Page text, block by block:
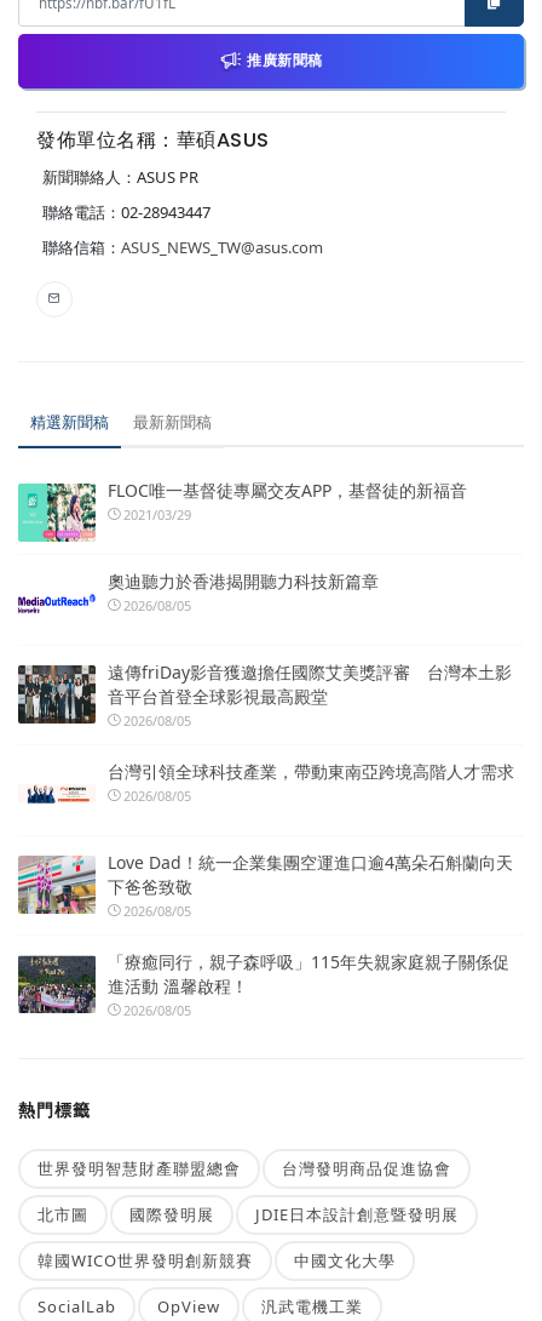
推廣新聞稿
發佈單位名稱：華碩ASUS
新聞聯絡人：ASUS PR
聯絡電話：02-28943447
聯絡信箱： ASUS_NEWS_TW@asus.com
精選新聞稿 最新新聞稿
FLOC唯一基督徒專屬交友APP，基督徒的新福音
2021/03/29
奧迪聽力於香港揭開聽力科技新篇章
2026/08/05
遠傳friDay影音獲邀擔任國際艾美獎評審 台灣本土影
音平台首登全球影視最高殿堂
2026/08/05
台灣引領全球科技產業，帶動東南亞跨境高階人才需求
2026/08/05
Love Dad！統一企業集團空運進口逾4萬朵石斛蘭向天
下爸爸致敬
2026/08/05
「療癒同行，親子森呼吸」115年失親家庭親子關係促
進活動 溫馨啟程！
2026/08/05
熱門標籤
世界發明智慧財產聯盟總會 台灣發明商品促進協會
北市圖 國際發明展 JDIE日本設計創意暨發明展
韓國WICO世界發明創新競賽 中國文化大學
SocialLab OpView 汎武電機工業